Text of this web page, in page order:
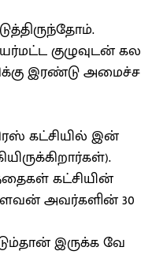
குழுவுடன் கல
இரண்டு அமைச்ச
கட்சியில் இன்
கட்சியின்
அவர்களின் 30
இருக்க வே